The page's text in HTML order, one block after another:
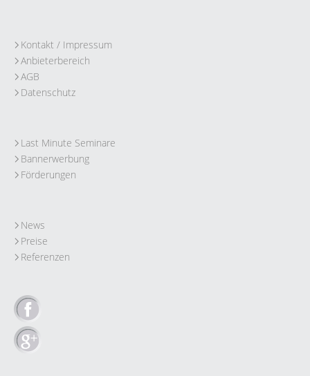
Kontakt / Impressum
Anbieterbereich
AGB
Datenschutz
Last Minute Seminare
Bannerwerbung
Förderungen
News
Preise
Referenzen